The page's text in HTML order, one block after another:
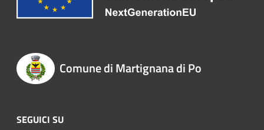
Comune di Martignana di Po
SEGUICI SU